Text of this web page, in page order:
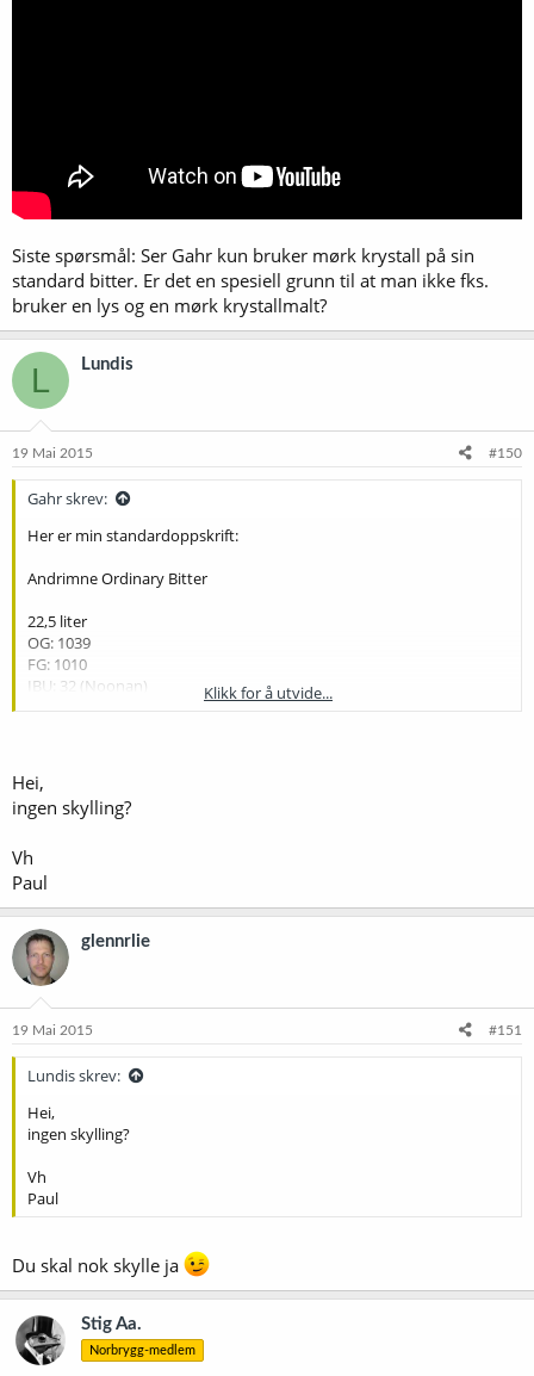
Siste spørsmål: Ser Gahr kun bruker mørk krystall på sin
standard bitter. Er det en spesiell grunn til at man ikke fks.
bruker en lys og en mørk krystallmalt?
L Lundis
19 Mai 2015 #150
Gahr skrev:
Her er min standardoppskrift:
Andrimne Ordinary Bitter
22,5 liter
OG: 1039
FG: 1010
IBU: 32 (Noonan)
250 g Thomas Fawcett dark crystal malt, 300 EBC
23 g East Kent Goldings, pellets, 5,9 % aa, 60 min.
30 g East Kent Goldings, pellets, 5,9 % aa, 15 min.
10 g East Kent Goldings, pellets, 5,9 % aa, tørrhumle
1 tab. Servomyces, 15 min.
White Labs WLP002
Mesking i 60 min. på 65 °C, 5 min. på 78 ° C. Gjæring på 19-20 °C i 10-
14 dager, tørrhumle fra dag 5.
Klikk for å utvide...
Hei,
ingen skylling?
Vh
Paul
glennrlie
19 Mai 2015 #151
Lundis skrev:
Hei,
ingen skylling?
Vh
Paul
Du skal nok skylle ja
Stig Aa.
Norbrygg-medlem